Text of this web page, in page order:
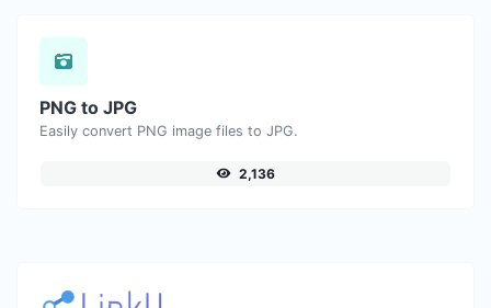
PNG to JPG
Easily convert PNG image files to JPG.
2,136